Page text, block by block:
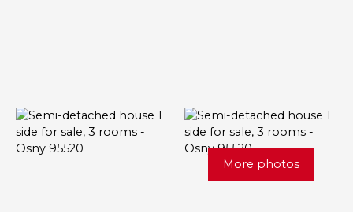
More photos